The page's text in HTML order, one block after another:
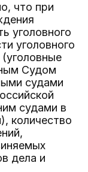
что при
уголовного
уголовного
Судом
судами
судами в
количество
дела и